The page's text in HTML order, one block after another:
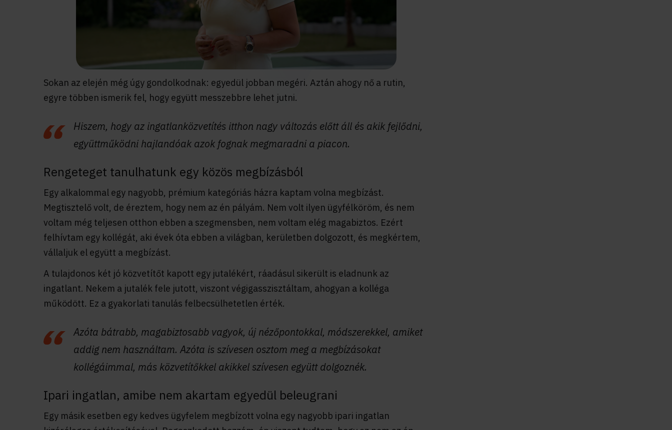
Sokan az elején még úgy gondolkodnak: egyedül jobban megéri. Aztán ahogy nő a rutin,
egyre többen ismerik fel, hogy együtt messzebbre lehet jutni.
Hiszem, hogy az ingatlanközvetítés itthon nagy változás előtt áll és akik fejlődni,
együttműködni hajlandóak azok fognak megmaradni a piacon.
Rengeteget tanulhatunk egy közös megbízásból
Egy alkalommal egy nagyobb, prémium kategóriás házra kaptam volna megbízást.
Megtisztelő volt, de éreztem, hogy nem az én pályám. Nem volt ilyen ügyfélköröm, és nem
voltam még teljesen otthon ebben a szegmensben, nem voltam elég magabiztos. Ezért
felhívtam egy kollégát, aki évek óta ebben a világban, kerületben dolgozott, és megkértem,
vállaljuk el együtt a megbízást.
A tulajdonos két jó közvetítőt kapott egy jutalékért, ráadásul sikerült is eladnunk az
ingatlant. Nekem a jutalék fele jutott, viszont végigasszisztáltam, ahogyan a kolléga
működött. Ez a gyakorlati tanulás felbecsülhetetlen érték.
Azóta bátrabb, magabiztosabb vagyok, új nézőpontokkal, módszerekkel, amiket
addig nem használtam. Azóta is szívesen osztom meg a megbízásokat
kollégáimmal, más közvetítőkkel akikkel szívesen együtt dolgoznék.
Ipari ingatlan, amibe nem akartam egyedül beleugrani
Egy másik esetben egy kedves ügyfelem megbízott volna egy nagyobb ipari ingatlan